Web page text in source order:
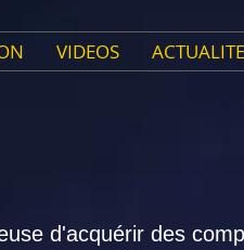
VIDEOS ACTUALITE
d'acquérir des